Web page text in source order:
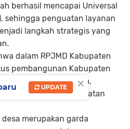
berhasil mencapai Universal
sehingga penguatan layanan
langkah strategis yang
dalam RPJMD Kabupaten
pembangunan Kabupaten
sistem kesehatan,
Pemeriksaan Kesehatan
merupakan garda
×
UPDATE